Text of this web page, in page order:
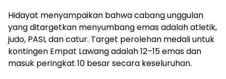
Hidayat menyampaikan bahwa cabang unggulan
yang ditargetkan menyumbang emas adalah atletik,
judo, PASI, dan catur. Target perolehan medali untuk
kontingen Empat Lawang adalah 12–15 emas dan
masuk peringkat 10 besar secara keseluruhan.